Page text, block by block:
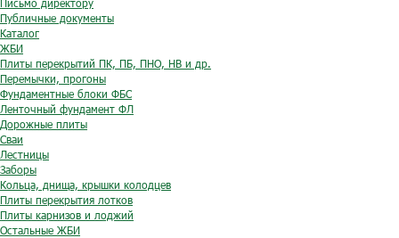
Письмо директору
Публичные документы
Каталог
ЖБИ
Плиты перекрытий ПК, ПБ, ПНО, НВ и др.
Перемычки, прогоны
Фундаментные блоки ФБС
Ленточный фундамент ФЛ
Дорожные плиты
Сваи
Лестницы
Заборы
Кольца, днища, крышки колодцев
Плиты перекрытия лотков
Плиты карнизов и лоджий
Остальные ЖБИ